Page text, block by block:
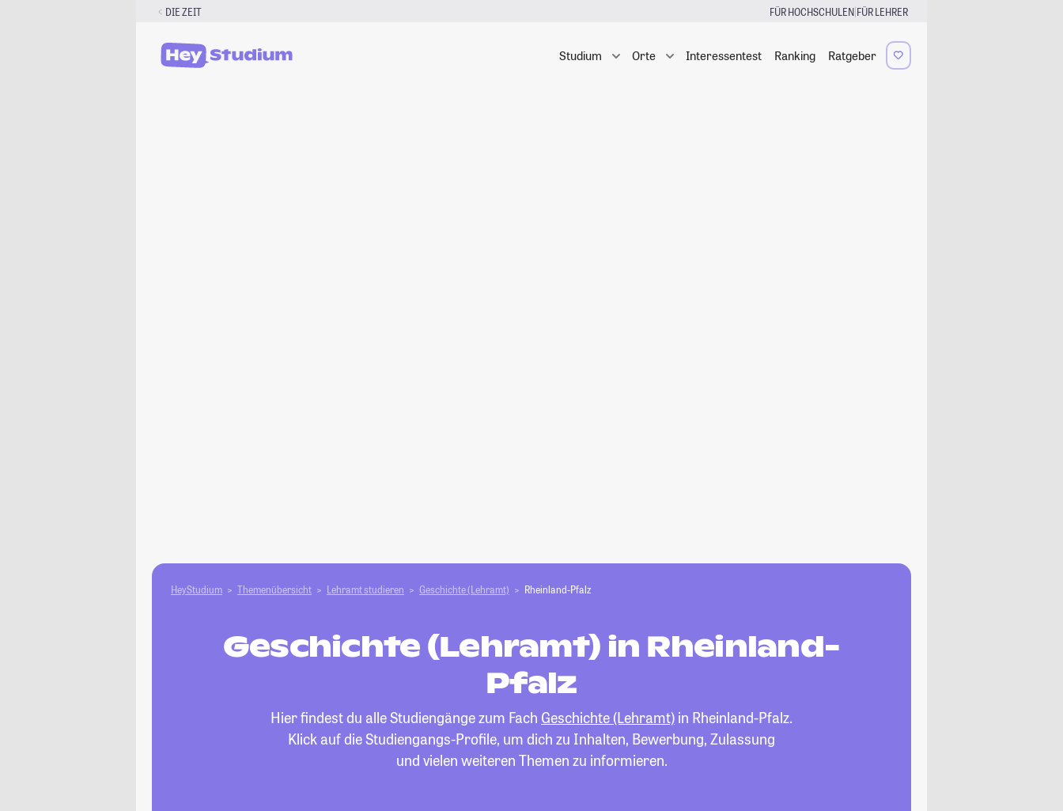
DIE ZEIT FÜR HOCHSCHULEN|FÜR LEHRER
Studium Orte Interessentest Ranking Ratgeber
HeyStudium Themenübersicht Lehramt studieren Geschichte (Lehramt) Rheinland-Pfalz
Geschichte (Lehramt) in Rheinland-
Pfalz
Hier findest du alle Studiengänge zum Fach Geschichte (Lehramt) in Rheinland-Pfalz.
Klick auf die Studiengangs-Profile, um dich zu Inhalten, Bewerbung, Zulassung
und vielen weiteren Themen zu informieren.